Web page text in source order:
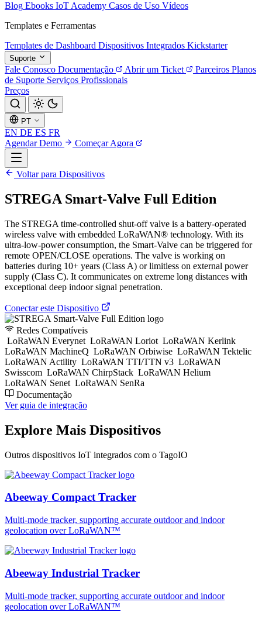
Blog Ebooks IoT Academy Casos de Uso Vídeos
Templates e Ferramentas
Templates de Dashboard Dispositivos Integrados Kickstarter
Suporte
Fale Conosco Documentação Abrir um Ticket Parceiros Planos
de Suporte Serviços Profissionais
Preços
PT
EN DE ES FR
Agendar Demo
Começar Agora
Voltar para Dispositivos
STREGA Smart-Valve Full Edition
The STREGA time-controlled shut-off valve is a battery-operated
wireless valve with embedded LoRaWAN® technology. With its
ultra-low-power consumption, the Smart-Valve can be triggered for
remote OPEN/CLOSE operations. The valve is working on
batteries during 10+ years (Class A) or limitless on external power
supply (Class C). It communicates on extreme long distances with
exceptional deep indoor signal penetration.
Conectar este Dispositivo
Redes Compatíveis
LoRaWAN Everynet LoRaWAN Loriot LoRaWAN Kerlink
LoRaWAN MachineQ LoRaWAN Orbiwise LoRaWAN Tektelic
LoRaWAN Actility LoRaWAN TTI/TTN v3 LoRaWAN
Swisscom LoRaWAN ChirpStack LoRaWAN Helium
LoRaWAN Senet LoRaWAN SenRa
Documentação
Ver guia de integração
Explore Mais Dispositivos
Outros dispositivos IoT integrados com o TagoIO
Abeeway Compact Tracker
Multi-mode tracker, supporting accurate outdoor and indoor
geolocation over LoRaWAN™
Abeeway Industrial Tracker
Multi-mode tracker, supporting accurate outdoor and indoor
geolocation over LoRaWAN™